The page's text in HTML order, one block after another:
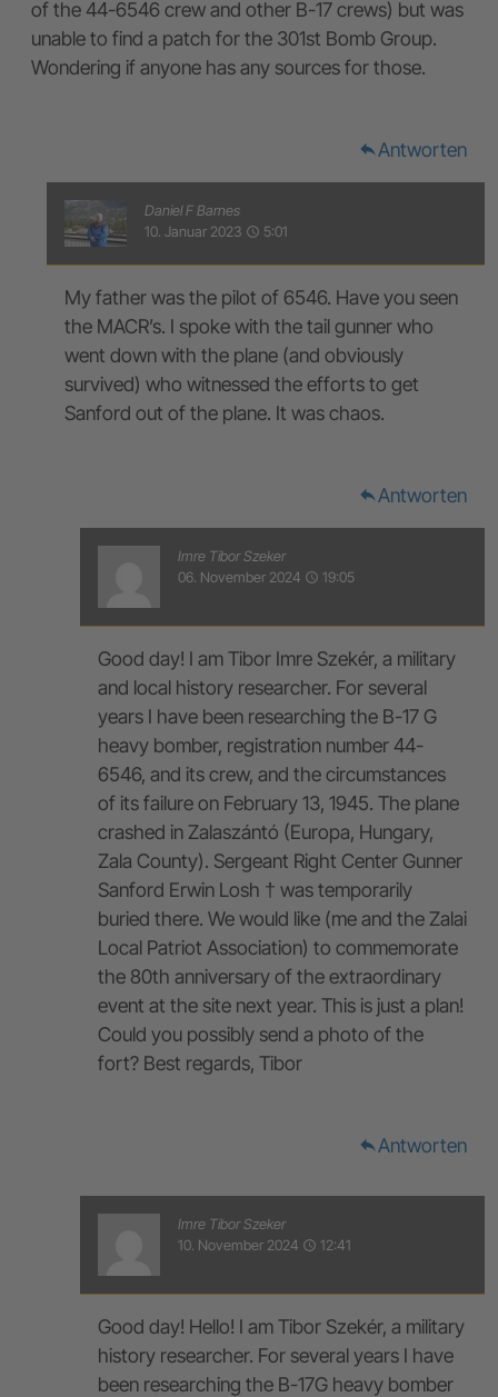
of the 44-6546 crew and other B-17 crews) but was
unable to find a patch for the 301st Bomb Group.
Wondering if anyone has any sources for those.
replyAntworten
Daniel F Barnes
10. Januar 2023 access_time 5:01
My father was the pilot of 6546. Have you seen
the MACR’s. I spoke with the tail gunner who
went down with the plane (and obviously
survived) who witnessed the efforts to get
Sanford out of the plane. It was chaos.
replyAntworten
Imre Tibor Szeker
06. November 2024 access_time 19:05
Good day! I am Tibor Imre Szekér, a military
and local history researcher. For several
years I have been researching the B-17 G
heavy bomber, registration number 44-
6546, and its crew, and the circumstances
of its failure on February 13, 1945. The plane
crashed in Zalaszántó (Europa, Hungary,
Zala County). Sergeant Right Center Gunner
Sanford Erwin Losh † was temporarily
buried there. We would like (me and the Zalai
Local Patriot Association) to commemorate
the 80th anniversary of the extraordinary
event at the site next year. This is just a plan!
Could you possibly send a photo of the
fort? Best regards, Tibor
replyAntworten
Imre Tibor Szeker
10. November 2024 access_time 12:41
Good day! Hello! I am Tibor Szekér, a military
history researcher. For several years I have
been researching the B-17G heavy bomber